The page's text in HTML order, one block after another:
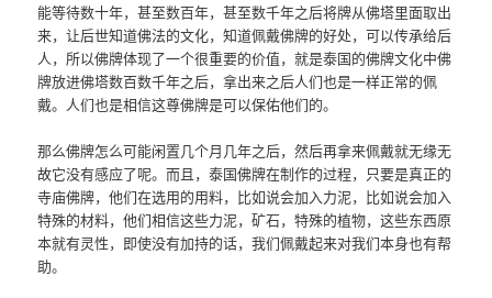
能等待数十年，甚至数百年，甚至数千年之后将牌从佛塔里面取出
来，让后世知道佛法的文化，知道佩戴佛牌的好处，可以传承给后
人，所以佛牌体现了一个很重要的价值，就是泰国的佛牌文化中佛
牌放进佛塔数百数千年之后，拿出来之后人们也是一样正常的佩
戴。人们也是相信这尊佛牌是可以保佑他们的。
那么佛牌怎么可能闲置几个月几年之后，然后再拿来佩戴就无缘无
故它没有感应了呢。而且，泰国佛牌在制作的过程，只要是真正的
寺庙佛牌，他们在选用的用料，比如说会加入力泥，比如说会加入
特殊的材料，他们相信这些力泥，矿石，特殊的植物，这些东西原
本就有灵性，即使没有加持的话，我们佩戴起来对我们本身也有帮
助。